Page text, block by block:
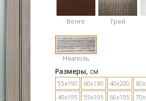
Венге Грей
Неаполь
Размеры, см
55х190 60х190 40х200
40х195
55х195 60х195